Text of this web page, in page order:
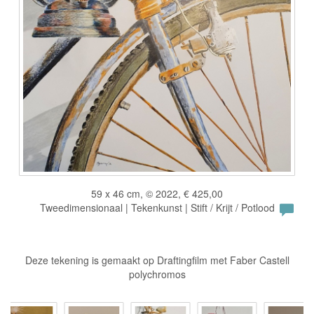
59 x 46 cm, © 2022, € 425,00
Tweedimensionaal | Tekenkunst | Stift / Krijt / Potlood
Deze tekening is gemaakt op Draftingfilm met Faber Castell
polychromos